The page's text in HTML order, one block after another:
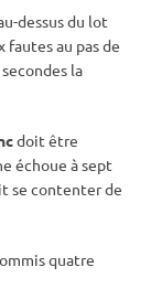
dessus du lot
fautes au pas de
la
doit être
échoue à sept
se contenter de
quatre